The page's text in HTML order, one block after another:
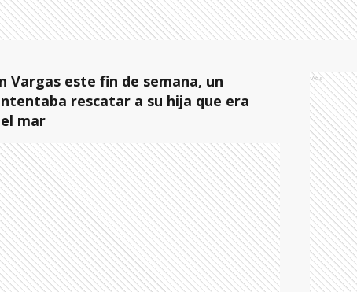
este fin de semana, un
rescatar a su hija que era
mar
Ads